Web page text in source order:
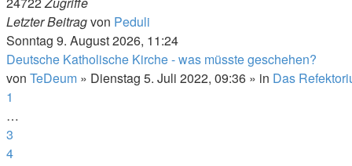
Letzter Beitragvon Peduli
Sonntag 9. August 2026, 11:24
Deutsche Katholische Kirche - was müsste geschehen?
von TeDeum » Dienstag 5. Juli 2022, 09:36 » in Das
1
…
3
4